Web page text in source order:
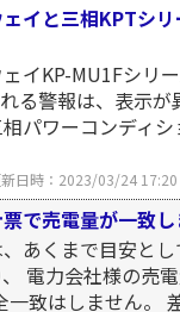
イと三相KPTシ
イKP-MU1Fシリ
る警報は、表示
パワーコンディ
日時：2023/03/24 17:20
で売電量が一致し
あくまで目安と
電力会社様の売
致はしません。